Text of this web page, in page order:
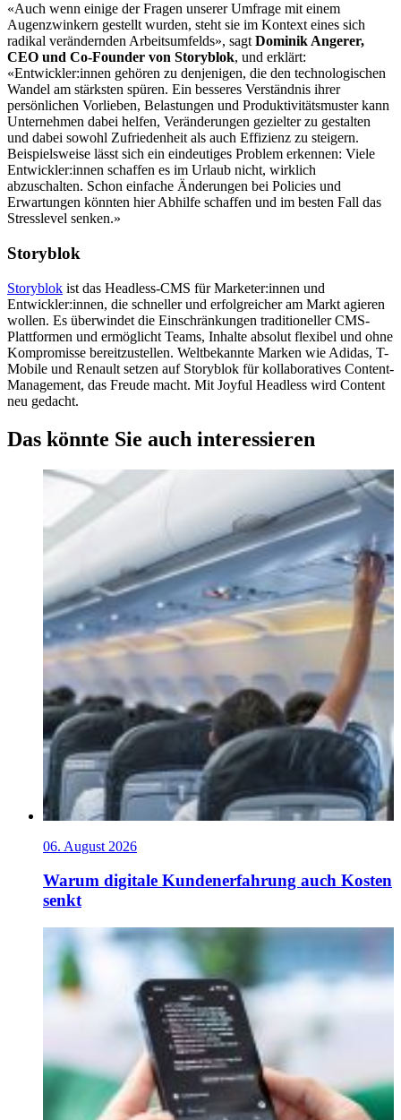
«Auch wenn einige der Fragen unserer Umfrage mit einem
Augenzwinkern gestellt wurden, steht sie im Kontext eines sich
radikal verändernden Arbeitsumfelds», sagt Dominik Angerer,
CEO und Co-Founder von Storyblok, und erklärt:
«Entwickler:innen gehören zu denjenigen, die den technologischen
Wandel am stärksten spüren. Ein besseres Verständnis ihrer
persönlichen Vorlieben, Belastungen und Produktivitätsmuster kann
Unternehmen dabei helfen, Veränderungen gezielter zu gestalten
und dabei sowohl Zufriedenheit als auch Effizienz zu steigern.
Beispielsweise lässt sich ein eindeutiges Problem erkennen: Viele
Entwickler:innen schaffen es im Urlaub nicht, wirklich
abzuschalten. Schon einfache Änderungen bei Policies und
Erwartungen könnten hier Abhilfe schaffen und im besten Fall das
Stresslevel senken.»
Storyblok
Storyblok ist das Headless-CMS für Marketer:innen und
Entwickler:innen, die schneller und erfolgreicher am Markt agieren
wollen. Es überwindet die Einschränkungen traditioneller CMS-
Plattformen und ermöglicht Teams, Inhalte absolut flexibel und ohne
Kompromisse bereitzustellen. Weltbekannte Marken wie Adidas, T-
Mobile und Renault setzen auf Storyblok für kollaboratives Content-
Management, das Freude macht. Mit Joyful Headless wird Content
neu gedacht.
Das könnte Sie auch interessieren
06. August 2026
Warum digitale Kundenerfahrung auch Kosten
senkt